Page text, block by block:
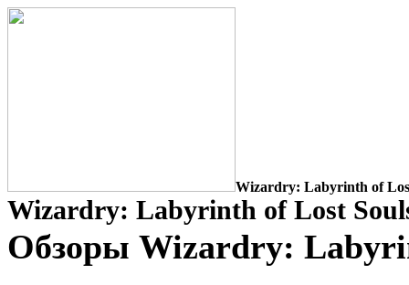
Wizardry: Labyrinth of
Wizardry: Labyrinth of Lost
Обзоры Wizardry: